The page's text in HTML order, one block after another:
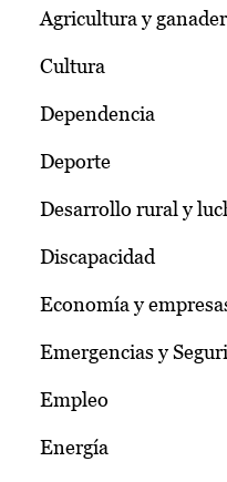
Agricultura y
Cultura
Dependencia
Deporte
Desarrollo rural y
Discapacidad
Economía y
Emergencias y
Empleo
Energía